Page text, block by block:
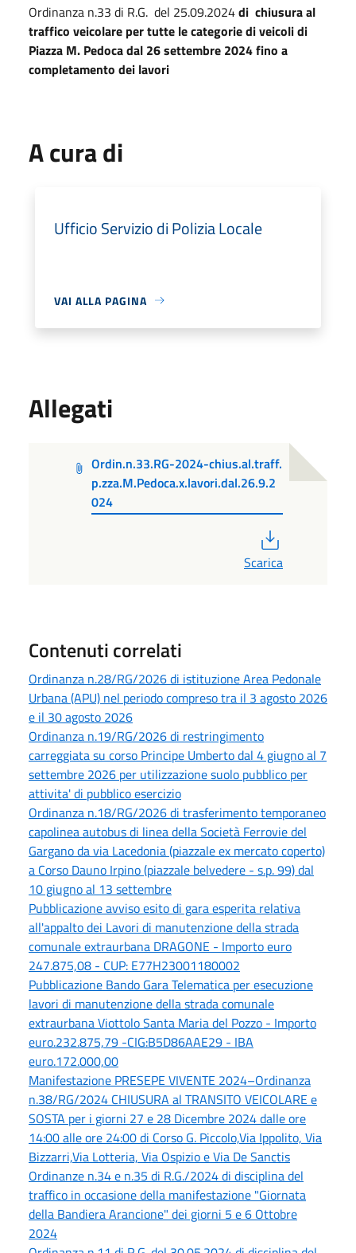
Ordinanza n.33 di R.G. del 25.09.2024di chiusura al
traffico veicolare per tutte le categorie di veicoli di
Piazza M. Pedoca dal 26 settembre 2024 fino a
completamento dei lavori
A cura di
Ufficio Servizio di Polizia Locale
VAI ALLA PAGINA
Allegati
Ordin.n.33.RG-2024-chius.al.traff.
p.zza.M.Pedoca.x.lavori.dal.26.9.2
024
Scarica
Contenuti correlati
Ordinanza n.28/RG/2026 di istituzione Area Pedonale
Urbana (APU) nel periodo compreso tra il 3 agosto 2026
e il 30 agosto 2026
Ordinanza n.19/RG/2026 di restringimento
carreggiata su corso Principe Umberto dal 4 giugno al 7
settembre 2026 per utilizzazione suolo pubblico per
attivita' di pubblico esercizio
Ordinanza n.18/RG/2026 di trasferimento temporaneo
capolinea autobus di linea della Società Ferrovie del
Gargano da via Lacedonia (piazzale ex mercato coperto)
a Corso Dauno Irpino (piazzale belvedere - s.p. 99) dal
10 giugno al 13 settembre
Pubblicazione avviso esito di gara esperita relativa
all'appalto dei Lavori di manutenzione della strada
comunale extraurbana DRAGONE - Importo euro
247.875,08 - CUP: E77H23001180002
Pubblicazione Bando Gara Telematica per esecuzione
lavori di manutenzione della strada comunale
extraurbana Viottolo Santa Maria del Pozzo - Importo
euro.232.875,79 -CIG:B5D86AAE29 - IBA
euro.172.000,00
Manifestazione PRESEPE VIVENTE 2024–Ordinanza
n.38/RG/2024 CHIUSURA al TRANSITO VEICOLARE e
SOSTA per i giorni 27 e 28 Dicembre 2024 dalle ore
14:00 alle ore 24:00 di Corso G. Piccolo,Via Ippolito, Via
Bizzarri,Via Lotteria, Via Ospizio e Via De Sanctis
Ordinanze n.34 e n.35 di R.G./2024 di disciplina del
traffico in occasione della manifestazione "Giornata
della Bandiera Arancione" dei giorni 5 e 6 Ottobre
2024